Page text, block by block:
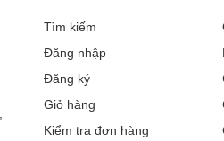
Tìm kiếm
Đăng nhập
Đăng ký
Giỏ hàng
Kiểm tra đơn hàng